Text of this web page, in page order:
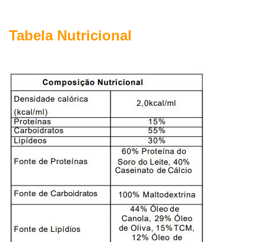
Tabela Nutricional